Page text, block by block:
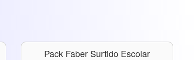
Pack Faber Surtido Escolar